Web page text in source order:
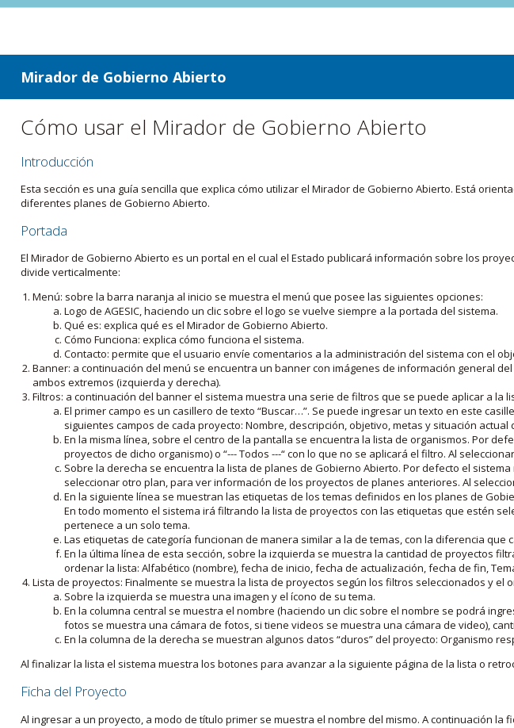
ir a contenido
ir al menú
Mirador de Gobierno Abierto
Cómo usar el Mirador de Gobierno Abierto
Introducción
Esta sección es una guía sencilla que explica cómo utilizar el Mirador de Gobierno Abierto. Está
diferentes planes de Gobierno Abierto.
Portada
El Mirador de Gobierno Abierto es un portal en el cual el Estado publicará información sobre los
divide verticalmente:
Menú: sobre la barra naranja al inicio se muestra el menú que posee las siguientes opciones:
Logo de AGESIC, haciendo un clic sobre el logo se vuelve siempre a la portada del sistema.
Qué es: explica qué es el Mirador de Gobierno Abierto.
Cómo Funciona: explica cómo funciona el sistema.
Contacto: permite que el usuario envíe comentarios a la administración del sistema con el
Banner: a continuación del menú se encuentra un banner con imágenes de información general
ambos extremos (izquierda y derecha).
Filtros: a continuación del banner el sistema muestra una serie de filtros que se puede aplicar a la
El primer campo es un casillero de texto “Buscar…”. Se puede ingresar un texto en este
siguientes campos de cada proyecto: Nombre, descripción, objetivo, metas y situación actual
En la misma línea, sobre el centro de la pantalla se encuentra la lista de organismos. Por
proyectos de dicho organismo) o “--- Todos ---“ con lo que no se aplicará el filtro. Al
Sobre la derecha se encuentra la lista de planes de Gobierno Abierto. Por defecto el
seleccionar otro plan, para ver información de los proyectos de planes anteriores. Al
En la siguiente línea se muestran las etiquetas de los temas definidos en los planes de
En todo momento el sistema irá filtrando la lista de proyectos con las etiquetas que estén
pertenece a un solo tema.
Las etiquetas de categoría funcionan de manera similar a la de temas, con la diferencia que
En la última línea de esta sección, sobre la izquierda se muestra la cantidad de proyectos
ordenar la lista: Alfabético (nombre), fecha de inicio, fecha de actualización, fecha de fin,
Lista de proyectos: Finalmente se muestra la lista de proyectos según los filtros seleccionados y el
Sobre la izquierda se muestra una imagen y el ícono de su tema.
En la columna central se muestra el nombre (haciendo un clic sobre el nombre se podrá
fotos se muestra una cámara de fotos, si tiene videos se muestra una cámara de video),
En la columna de la derecha se muestran algunos datos “duros” del proyecto: Organismo
Al finalizar la lista el sistema muestra los botones para avanzar a la siguiente página de la lista o
Ficha del Proyecto
Al ingresar a un proyecto, a modo de título primer se muestra el nombre del mismo. A continuación la